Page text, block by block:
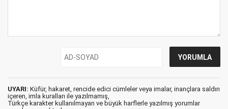
UYARI: Küfür, hakaret, rencide edici cümleler veya imalar, inançlara saldırı
içeren, imla kuralları ile yazılmamış,
Türkçe karakter kullanılmayan ve büyük harflerle yazılmış yorumlar